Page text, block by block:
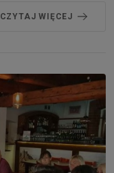
CZYTAJ WIĘCEJ